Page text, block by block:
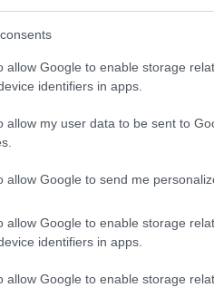
allow Google to enable storage
identifiers in apps.
allow my user data to be sent to
allow Google to send me
allow Google to enable storage
identifiers in apps.
allow Google to enable storage
ότι ο Μιλτιάδης έχει
τι ομολόγησε
πως ο Δούκας
Ανέτ θα τους το
ως προτεινόμενη
στην Google